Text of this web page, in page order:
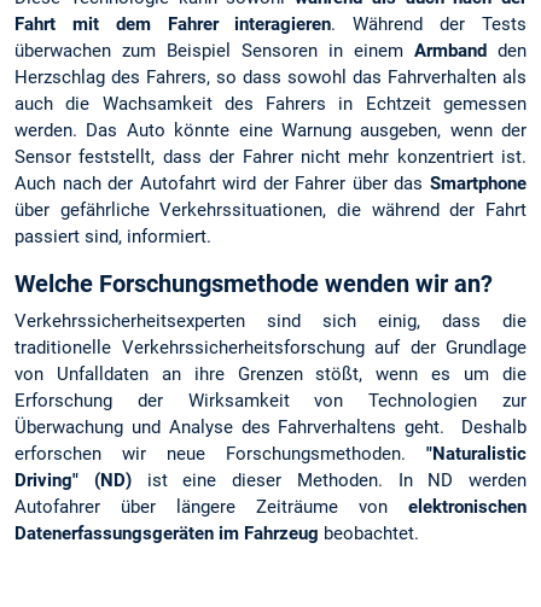
Fahrt
mit dem Fahrer interagieren. Während der Tests
überwachen zum Beispiel Sensoren in einem Armband den
Herzschlag des Fahrers, so dass sowohl das Fahrverhalten als
auch die Wachsamkeit des Fahrers in Echtzeit gemessen
werden. Das Auto könnte eine Warnung ausgeben, wenn der
Sensor feststellt, dass der Fahrer nicht mehr konzentriert ist.
Auch nach der Autofahrt wird der Fahrer über das Smartphone
über gefährliche Verkehrssituationen, die während der Fahrt
passiert sind, informiert.
Welche Forschungsmethode wenden wir an?
Verkehrssicherheitsexperten sind sich einig, dass die
traditionelle Verkehrssicherheitsforschung auf der Grundlage
von Unfalldaten an ihre Grenzen stößt, wenn es um die
Erforschung der Wirksamkeit von Technologien zur
Überwachung und Analyse des Fahrverhaltens geht. Deshalb
erforschen wir neue Forschungsmethoden. "Naturalistic
Driving" (ND)ist eine dieser Methoden. In ND werden
Autofahrer über längere Zeiträume von elektronischen
Datenerfassungsgeräten im Fahrzeug beobachtet.